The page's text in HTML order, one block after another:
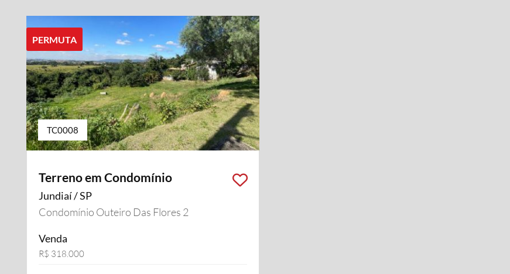
PERMUTA
TC0008
Terreno em Condomínio
Jundiaí / SP
Condomínio Outeiro Das Flores 2
Venda
R$ 318.000